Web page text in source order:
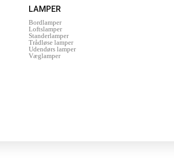
LAMPER
Bordlamper
Loftslamper
Standerlamper
Trådløse lamper
Udendørs lamper
Væglamper